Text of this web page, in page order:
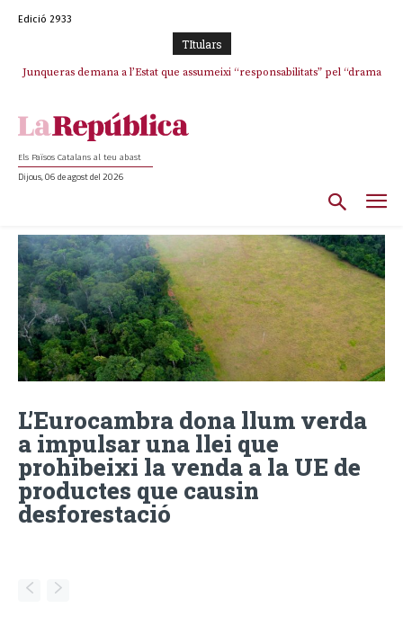
Edició 2933
TItulars
Junqueras demana a l’Estat que assumeixi “responsabilitats” pel “drama
Els Països Catalans al teu abast
Dijous, 06 de agost del 2026
L’Eurocambra dona llum verda
a impulsar una llei que
prohibeixi la venda a la UE de
productes que causin
desforestació